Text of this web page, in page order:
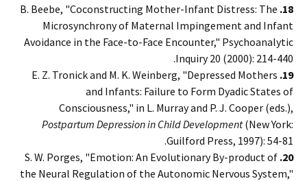
18.
B. Beebe, "Coconstructing Mother-Infant Distress: The
Microsynchrony of Maternal Impingement and Infant
Avoidance in the Face-to-Face Encounter," Psychoanalytic
Inquiry 20 (2000): 214-440.
19.
E. Z. Tronick and M. K. Weinberg, "Depressed Mothers
and Infants: Failure to Form Dyadic States of
Consciousness," in L. Murray and P. J. Cooper (eds.),
Postpartum Depression in Child Development(New York:
Guilford Press, 1997): 54-81.
20.
S. W. Porges, "Emotion: An Evolutionary By-product of
the Neural Regulation of the Autonomic Nervous System,"